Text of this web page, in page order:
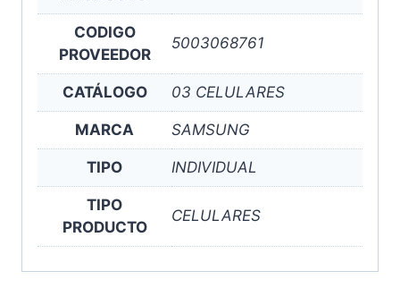
CODIGO
PROVEEDOR
5003068761
CATÁLOGO 03 CELULARES
MARCA SAMSUNG
TIPO INDIVIDUAL
TIPO
PRODUCTO
CELULARES